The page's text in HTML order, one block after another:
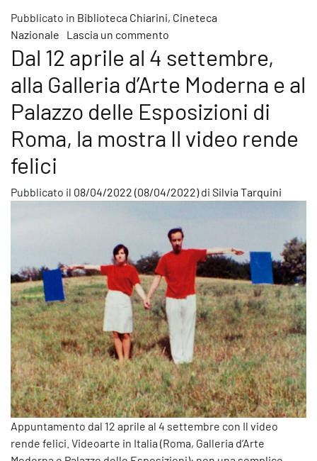
Pubblicato in Biblioteca Chiarini, Cineteca
Nazionale
Lascia un commento
Dal 12 aprile al 4 settembre,
alla Galleria d’Arte Moderna e al
Palazzo delle Esposizioni di
Roma, la mostra Il video rende
felici
Pubblicato il 08/04/2022 (08/04/2022)di Silvia Tarquini
Appuntamento dal 12 aprile al 4 settembre con Il video
rende felici. Videoarte in Italia (Roma, Galleria d’Arte